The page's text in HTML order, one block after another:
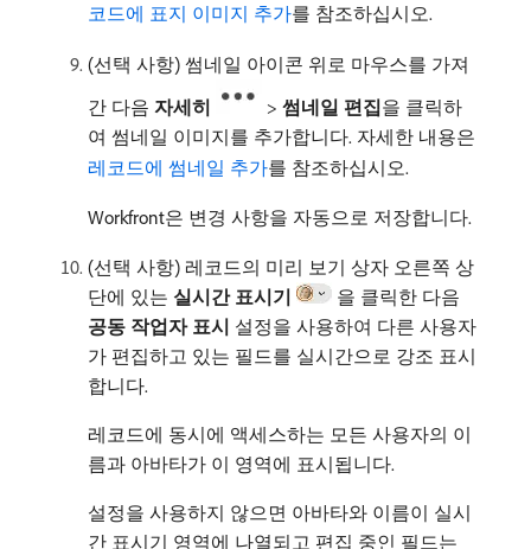
코드에 표지 이미지 추가를 참조하십시오.
(선택 사항) 썸네일 아이콘 위로 마우스를 가져
간 다음 자세히 > 썸네일 편집​을 클릭하
여 썸네일 이미지를 추가합니다. 자세한 내용은
레코드에 썸네일 추가를 참조하십시오.
Workfront은 변경 사항을 자동으로 저장합니다.
(선택 사항) 레코드의 미리 보기 상자 오른쪽 상
단에 있는 실시간 표시기
을 클릭한 다음
공동 작업자 표시 설정을 사용하여 다른 사용자
가 편집하고 있는 필드를 실시간으로 강조 표시
합니다.
레코드에 동시에 액세스하는 모든 사용자의 이
름과 아바타가 이 영역에 표시됩니다.
설정을 사용하지 않으면 아바타와 이름이 실시
간 표시기 영역에 나열되고 편집 중인 필드는